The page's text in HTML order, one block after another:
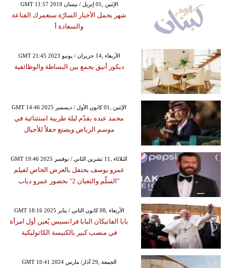
GMT 11:57 2019 الإثنين ,01 إبريل / نيسان
شهر يحمل الأخبار السارّة ستغمرك القناعة
والسعادة أ
GMT 21:45 2023 الأربعاء ,14 حزيران / يونيو
ديكور أنيق يجمع بين البساطة والوظائفية
GMT 14:46 2025 الإثنين ,01 كانون الأول / ديسمبر
محمد عبده يقدّم ليلة طربية استثنائية في
موسم الرياض ويصنع حفلاً للأجيال
GMT 19:46 2025 الثلاثاء ,11 تشرين الثاني / نوفمبر
عمرو يوسف يحتفل بالعرض الخاص لفيلم
"السلّم والثعبان 2" بحضور عمرو دياب
GMT 18:16 2025 الأربعاء ,08 كانون الثاني / يناير
بابا الفاتيكان البابا فرانسيس يُعين أول امرأة
في منصب كبير بالكنيسة الكاثوليكية
GMT 10:41 2024 الجمعة ,29 آذار/ مارس